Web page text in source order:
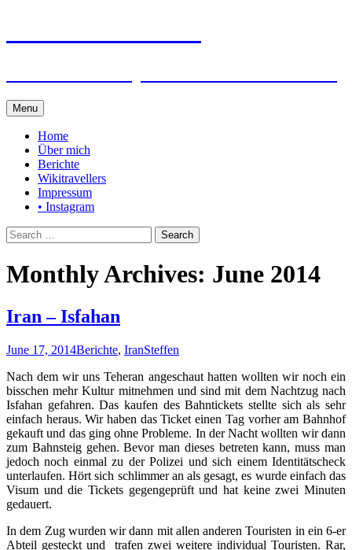
Menu Skip
to
content
Home
Über mich
Berichte
Wikitravellers
Impressum
• Instagram
Search
for:
Monthly Archives: June 2014
Iran – Isfahan
June 17, 2014Berichte, IranSteffen
Nach dem wir uns Teheran angeschaut hatten wollten wir noch ein
bisschen mehr Kultur mitnehmen und sind mit dem Nachtzug nach
Isfahan gefahren. Das kaufen des Bahntickets stellte sich als sehr
einfach heraus. Wir haben das Ticket einen Tag vorher am Bahnhof
gekauft und das ging ohne Probleme. In der Nacht wollten wir dann
zum Bahnsteig gehen. Bevor man dieses betreten kann, muss man
jedoch noch einmal zu der Polizei und sich einem Identitätscheck
unterlaufen. Hört sich schlimmer an als gesagt, es wurde einfach das
Visum und die Tickets gegengeprüft und hat keine zwei Minuten
gedauert.
In dem Zug wurden wir dann mit allen anderen Touristen in ein 6-er
Abteil gesteckt und trafen zwei weitere individual Touristen. Rar,